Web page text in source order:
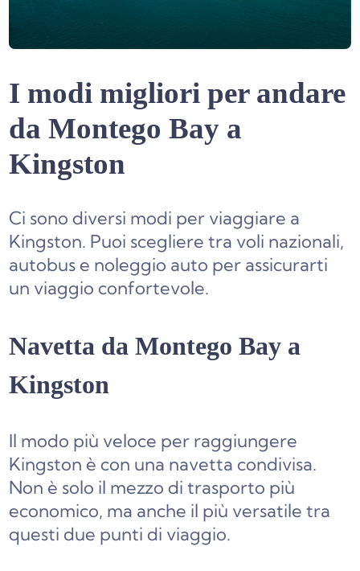
I modi migliori per andare
da Montego Bay a
Kingston
Ci sono diversi modi per viaggiare a
Kingston. Puoi scegliere tra voli nazionali,
autobus e noleggio auto per assicurarti
un viaggio confortevole.
Navetta da Montego Bay a
Kingston
Il modo più veloce per raggiungere
Kingston è con una navetta condivisa.
Non è solo il mezzo di trasporto più
economico, ma anche il più versatile tra
questi due punti di viaggio.